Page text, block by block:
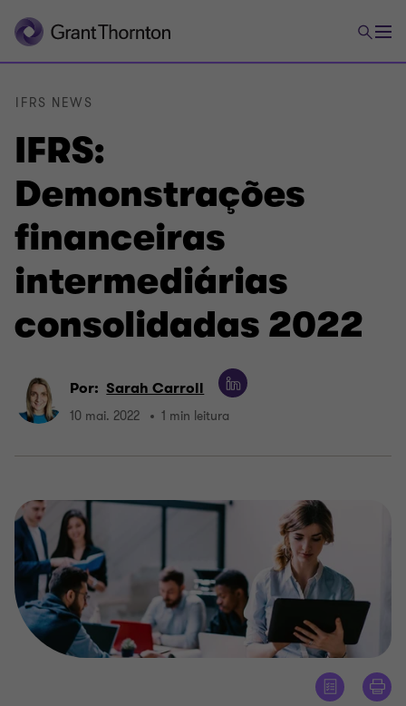
IFRS:
Demonstrações
financeiras
intermediárias
consolidadas 2022
IFRS NEWS
Por: Sarah Carroll
10 mai. 2022 1 min leitura